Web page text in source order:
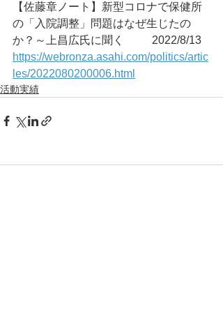
【佐藤章ノート】新型コロナで保健所
の「入院調整」問題はなぜ生じたの
か？～上昌広氏に聞く	2022/8/13
https://webronza.asahi.com/politics/artic
les/2022080200006.html
活動実績